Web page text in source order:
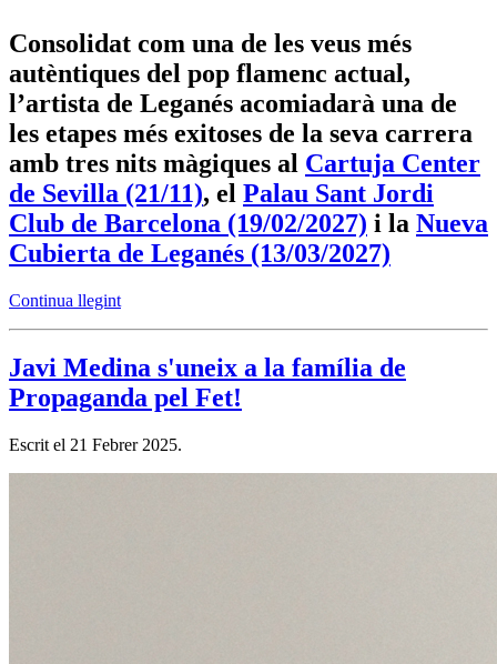
Consolidat com una de les veus més
autèntiques del pop flamenc actual,
l’artista de Leganés acomiadarà una de
les etapes més exitoses de la seva carrera
amb tres nits màgiques al Cartuja Center
de Sevilla (21/11), el Palau Sant Jordi
Club de Barcelona (19/02/2027) i la Nueva
Cubierta de Leganés (13/03/2027)
Continua llegint
Javi Medina s'uneix a la família de
Propaganda pel Fet!
Escrit el 21 Febrer 2025.